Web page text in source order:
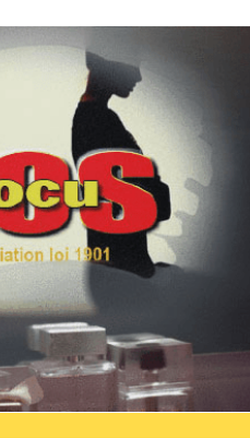
1901 dont l'objet est le
parler, se confier,
une situation